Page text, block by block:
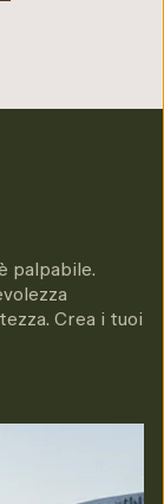
palpabile.
Crea i tuoi